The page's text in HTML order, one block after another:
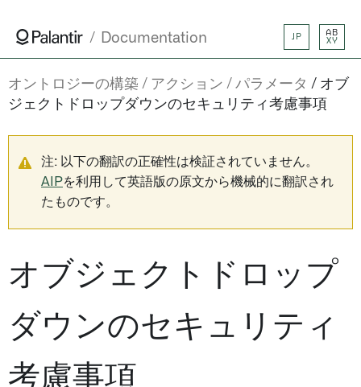
Documentation JP
AB
XY
オントロジーの構築 アクション パラメータ
オブ
ジェクトドロップダウンのセキュリティ考慮事項
注: 以下の翻訳の正確性は検証されていません。
AIPを利用して英語版の原文から機械的に翻訳され
たものです。
オブジェクトドロップ
ダウンのセキュリティ
考慮事項